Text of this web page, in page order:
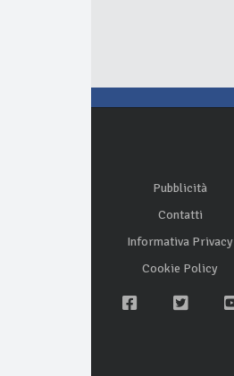
Pubblicità
Contatti
Informativa Privacy
Cookie Policy